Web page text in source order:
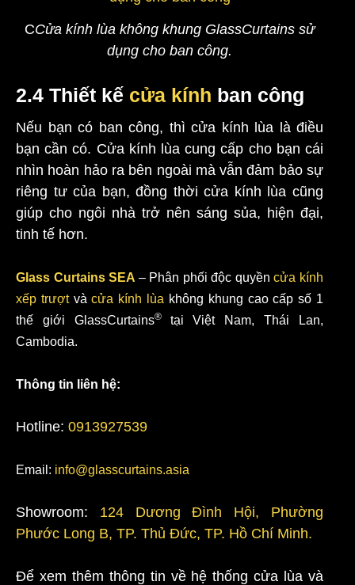
CCửa kính lùa không khung GlassCurtains sử
dụng cho ban công.
2.4 Thiết kế cửa kính ban công
Nếu bạn có ban công, thì cửa kính lùa là điều
bạn cần có. Cửa kính lùa cung cấp cho bạn cái
nhìn hoàn hảo ra bên ngoài mà vẫn đảm bảo sự
riêng tư của bạn, đồng thời cửa kính lùa cũng
giúp cho ngôi nhà trở nên sáng sủa, hiện đại,
tinh tế hơn.
Glass Curtains SEA – Phân phối độc quyềncửa kính
xếp trượtvàcửa kính lùa không khung cao cấp số 1
thế giới GlassCurtains® tại Việt Nam, Thái Lan,
Cambodia.
Thông tin liên hệ:
Hotline: 0913927539
Email: info@glasscurtains.asia
Showroom: 124 Dương Đình Hội, Phường
Phước Long B, TP. Thủ Đức, TP. Hồ Chí Minh.
Để xem thêm thông tin về hệ thống cửa lùa và